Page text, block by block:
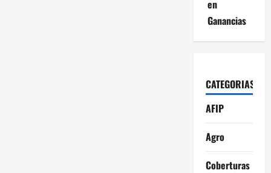
en
Ganancias
CATEGORIAS
AFIP
Agro
Coberturas